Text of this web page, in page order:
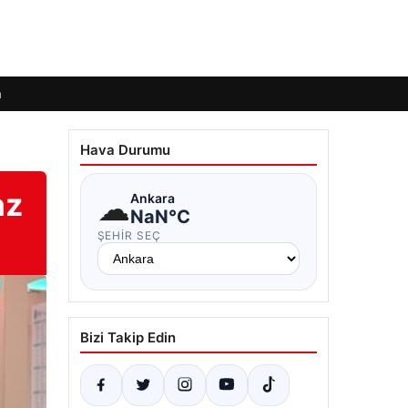
Hava Durumu
☁Ankara
NaN°C
ŞEHIR SEÇ
Bizi Takip Edin